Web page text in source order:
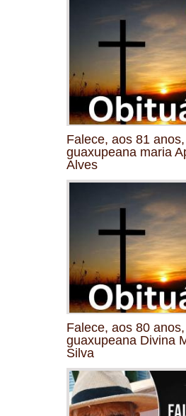
Falece, aos 81
guaxupeana maria
Alves
Falece, aos 80
guaxupeana Divina
Silva